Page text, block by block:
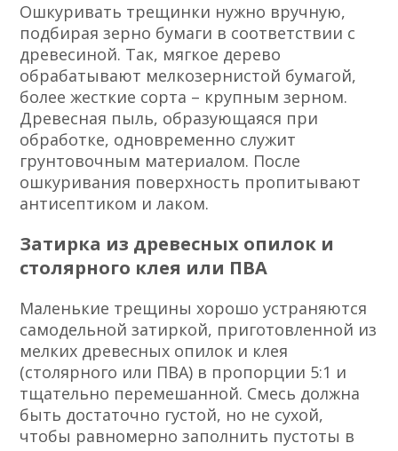
Ошкуривать трещинки нужно вручную,
подбирая зерно бумаги в соответствии с
древесиной. Так, мягкое дерево
обрабатывают мелкозернистой бумагой,
более жесткие сорта – крупным зерном.
Древесная пыль, образующаяся при
обработке, одновременно служит
грунтовочным материалом. После
ошкуривания поверхность пропитывают
антисептиком и лаком.
Затирка из древесных опилок и
столярного клея или ПВА
Маленькие трещины хорошо устраняются
самодельной затиркой, приготовленной из
мелких древесных опилок и клея
(столярного или ПВА) в пропорции 5:1 и
тщательно перемешанной. Смесь должна
быть достаточно густой, но не сухой,
чтобы равномерно заполнить пустоты в